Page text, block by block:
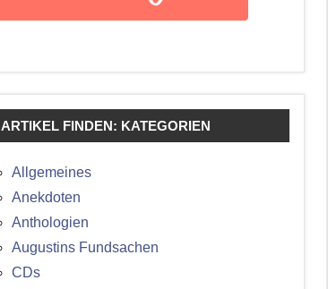
ARTIKEL FINDEN: KATEGORIEN
Allgemeines
Anekdoten
Anthologien
Augustins Fundsachen
CDs